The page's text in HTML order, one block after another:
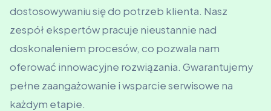
dostosowywaniu się do potrzeb klienta. Nasz
zespół ekspertów pracuje nieustannie nad
doskonaleniem procesów, co pozwala nam
oferować innowacyjne rozwiązania. Gwarantujemy
pełne zaangażowanie i wsparcie serwisowe na
każdym etapie.